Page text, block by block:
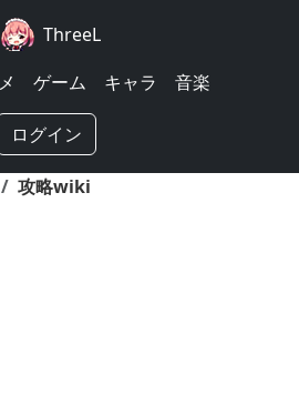
ThreeL
ゲーム キャラ 音楽
ログイン
攻略wiki